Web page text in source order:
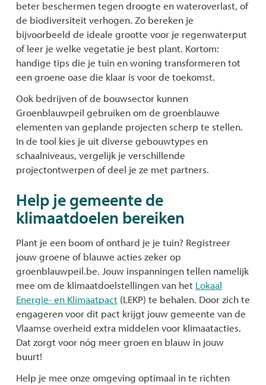
beter beschermen tegen droogte en wateroverlast, of
de biodiversiteit verhogen. Zo bereken je
bijvoorbeeld de ideale grootte voor je regenwaterput
of leer je welke vegetatie je best plant. Kortom:
handige tips die je tuin en woning transformeren tot
een groene oase die klaar is voor de toekomst.
Ook bedrijven of de bouwsector kunnen
Groenblauwpeil gebruiken om de groenblauwe
elementen van geplande projecten scherp te stellen.
In de tool kies je uit diverse gebouwtypes en
schaalniveaus, vergelijk je verschillende
projectontwerpen of deel je ze met partners.
Help je gemeente de
klimaatdoelen bereiken
Plant je een boom of onthard je je tuin? Registreer
jouw groene of blauwe acties zeker op
groenblauwpeil.be. Jouw inspanningen tellen namelijk
mee om de klimaatdoelstellingen van het Lokaal
Energie- en Klimaatpact (LEKP) te behalen. Door zich te
engageren voor dit pact krijgt jouw gemeente van de
Vlaamse overheid extra middelen voor klimaatacties.
Dat zorgt voor nóg meer groen en blauw in jouw
buurt!
Help je mee onze omgeving optimaal in te richten